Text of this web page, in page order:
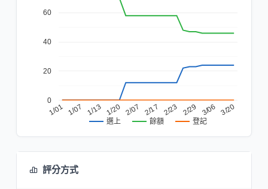
選上 餘額 登記
1/01 1/07 1/13 1/20 2/07 2/17 2/23 2/29 3/06 3/20
0
20
40
60
評分方式